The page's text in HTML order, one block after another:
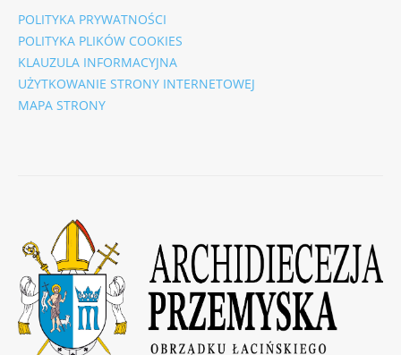
POLITYKA PRYWATNOŚCI
POLITYKA PLIKÓW COOKIES
KLAUZULA INFORMACYJNA
UŻYTKOWANIE STRONY INTERNETOWEJ
MAPA STRONY